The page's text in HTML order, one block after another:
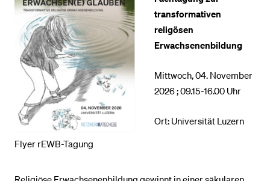
Flyer rEWB-Tagung
transformativen
religösen
Erwachsenenbildung
Mittwoch, 04. November
2026 ; 09.15-16.00 Uhr
Ort: Universität Luzern
BELIEBTE INHALTE
Vorlesungsverzeichnis
Bibliothek
Sportangebot
Menuplan Mensa
Anmeldung und Zulassung